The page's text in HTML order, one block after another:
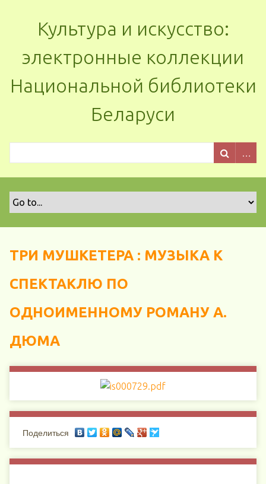
Культура и искусство:
электронные коллекции
Национальной библиотеки
Беларуси
ТРИ МУШКЕТЕРА : МУЗЫКА К
СПЕКТАКЛЮ ПО
ОДНОИМЕННОМУ РОМАНУ А.
ДЮМА
Поделиться